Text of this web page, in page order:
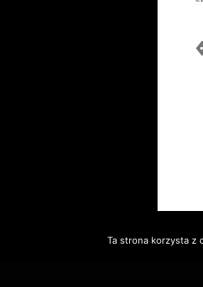
Ta strona korzysta z